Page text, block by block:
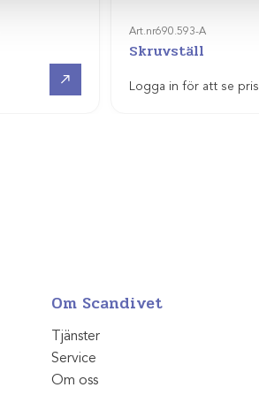
Art.nr690.593-A
Skruvställ
Logga in för att se pris
Om Scandivet
Tjänster
Service
Om oss